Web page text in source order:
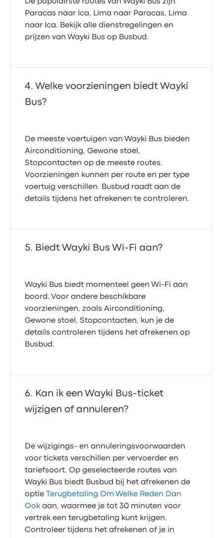
De populairste routes van Wayki Bus zijn
Paracas naar Ica, Lima naar Paracas, Lima
naar Ica. Bekijk alle dienstregelingen en
prijzen van Wayki Bus op Busbud.
Welke voorzieningen biedt Wayki
Bus?
De meeste voertuigen van Wayki Bus bieden
Airconditioning, Gewone stoel,
Stopcontacten op de meeste routes.
Voorzieningen kunnen per route en per type
voertuig verschillen. Busbud raadt aan de
details tijdens het afrekenen te controleren.
Biedt Wayki Bus Wi‑Fi aan?
Wayki Bus biedt momenteel geen Wi‑Fi aan
boord. Voor andere beschikbare
voorzieningen, zoals Airconditioning,
Gewone stoel, Stopcontacten, kun je de
details controleren tijdens het afrekenen op
Busbud.
Kan ik een Wayki Bus-ticket
wijzigen of annuleren?
De wijzigings- en annuleringsvoorwaarden
voor tickets verschillen per vervoerder en
tariefsoort. Op geselecteerde routes van
Wayki Bus biedt Busbud bij het afrekenen de
optie
Terugbetaling Om Welke Reden Dan
Ook aan, waarmee je tot 30 minuten voor
vertrek een terugbetaling kunt krijgen.
Controleer tijdens het afrekenen of je in